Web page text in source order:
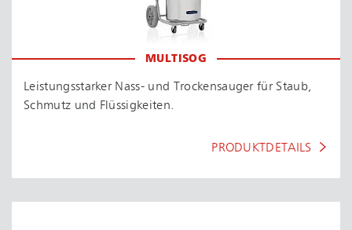
MULTISOG
Leis­tungs­star­ker Nass- und Trockensauger für Staub,
Schmutz und Flüssigkeiten.
PRODUKTDETAILS